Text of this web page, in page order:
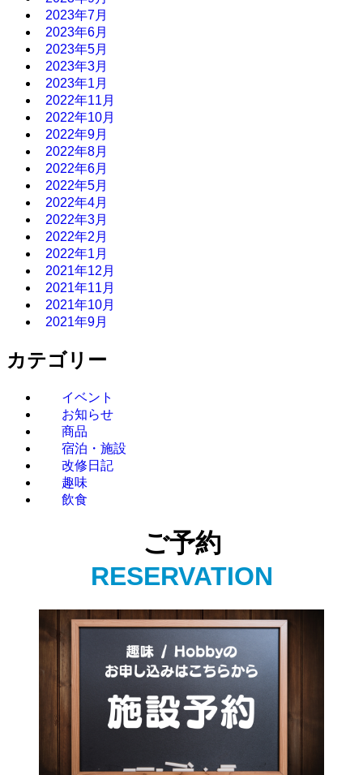
2023年7月
2023年6月
2023年5月
2023年3月
2023年1月
2022年11月
2022年10月
2022年9月
2022年8月
2022年6月
2022年5月
2022年4月
2022年3月
2022年2月
2022年1月
2021年12月
2021年11月
2021年10月
2021年9月
カテゴリー
イベント
お知らせ
商品
宿泊・施設
改修日記
趣味
飲食
ご予約
RESERVATION